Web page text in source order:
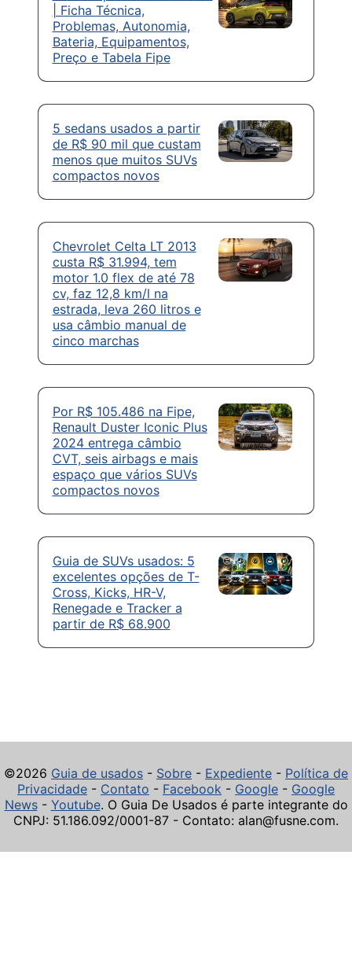
| Ficha Técnica,
Problemas, Autonomia,
Bateria, Equipamentos,
Preço e Tabela Fipe
5 sedans usados a partir
de R$ 90 mil que custam
menos que muitos SUVs
compactos novos
Chevrolet Celta LT 2013
custa R$ 31.994, tem
motor 1.0 flex de até 78
cv, faz 12,8 km/l na
estrada, leva 260 litros e
usa câmbio manual de
cinco marchas
Por R$ 105.486 na Fipe,
Renault Duster Iconic Plus
2024 entrega câmbio
CVT, seis airbags e mais
espaço que vários SUVs
compactos novos
Guia de SUVs usados: 5
excelentes opções de T-
Cross, Kicks, HR-V,
Renegade e Tracker a
partir de R$ 68.900
©2026 Guia de usados - Sobre - Expediente - Política de
Privacidade - Contato - Facebook - Google - Google
News- Youtube. O Guia De Usados é parte integrante do
CNPJ: 51.186.092/0001-87 - Contato: alan@fusne.com.